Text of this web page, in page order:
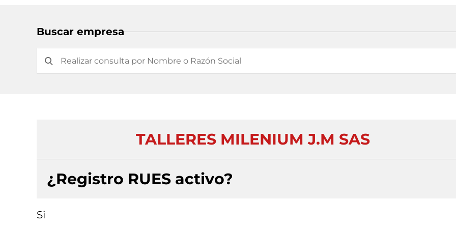
Buscar empresa
TALLERES MILENIUM J.M SAS
¿Registro RUES activo?
Si